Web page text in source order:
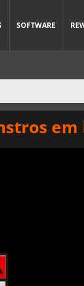
SOFTWARE
em